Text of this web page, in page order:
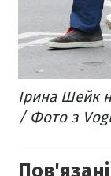
Ірина Шейк
/ Фото з